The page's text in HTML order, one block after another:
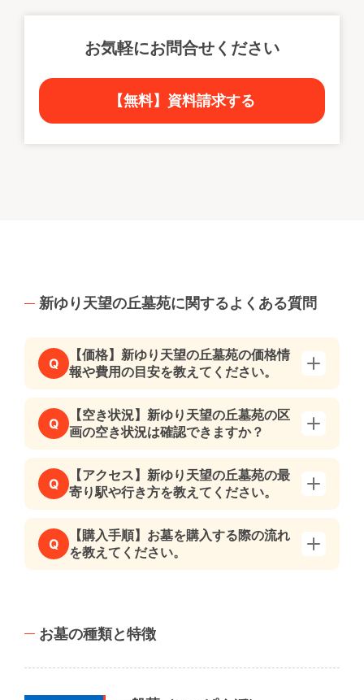
お気軽にお問合せください
【無料】資料請求する
新ゆり天望の丘墓苑に関するよくある質問
Q
【価格】新ゆり天望の丘墓苑の価格情
報や費用の目安を教えてください。
Q
【空き状況】新ゆり天望の丘墓苑の区
画の空き状況は確認できますか？
Q
【アクセス】新ゆり天望の丘墓苑の最
寄り駅や行き方を教えてください。
Q
【購入手順】お墓を購入する際の流れ
を教えてください。
お墓の種類と特徴